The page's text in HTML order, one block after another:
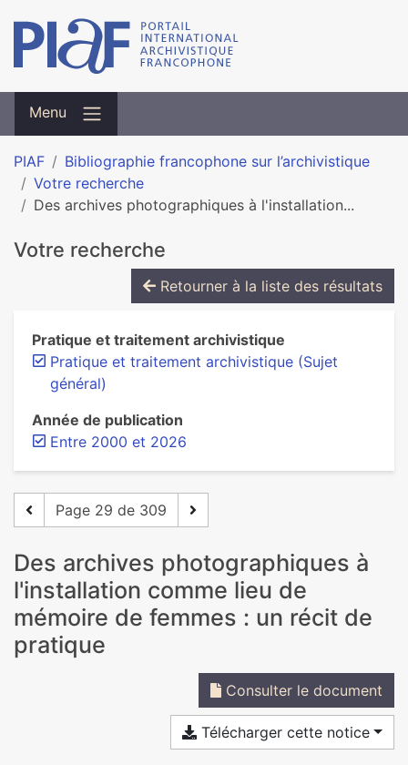
Menu
PIAF
Bibliographie francophone sur l’archivistique
Votre recherche
Des archives photographiques à l'installation...
Votre recherche
Retourner à la liste des résultats
Pratique et traitement archivistique
Pratique et traitement archivistique (Sujet
général)
Année de publication
Entre 2000 et 2026
Page 29 de 309
Des archives photographiques à
l'installation comme lieu de
mémoire de femmes : un récit de
pratique
Consulter le document
Télécharger cette notice